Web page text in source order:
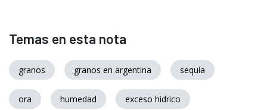
Temas en esta nota
granos granos en argentina sequía
ora humedad exceso hidrico